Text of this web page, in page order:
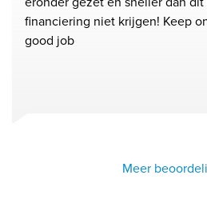
financiering niet krijgen! Keep
good job
Meer